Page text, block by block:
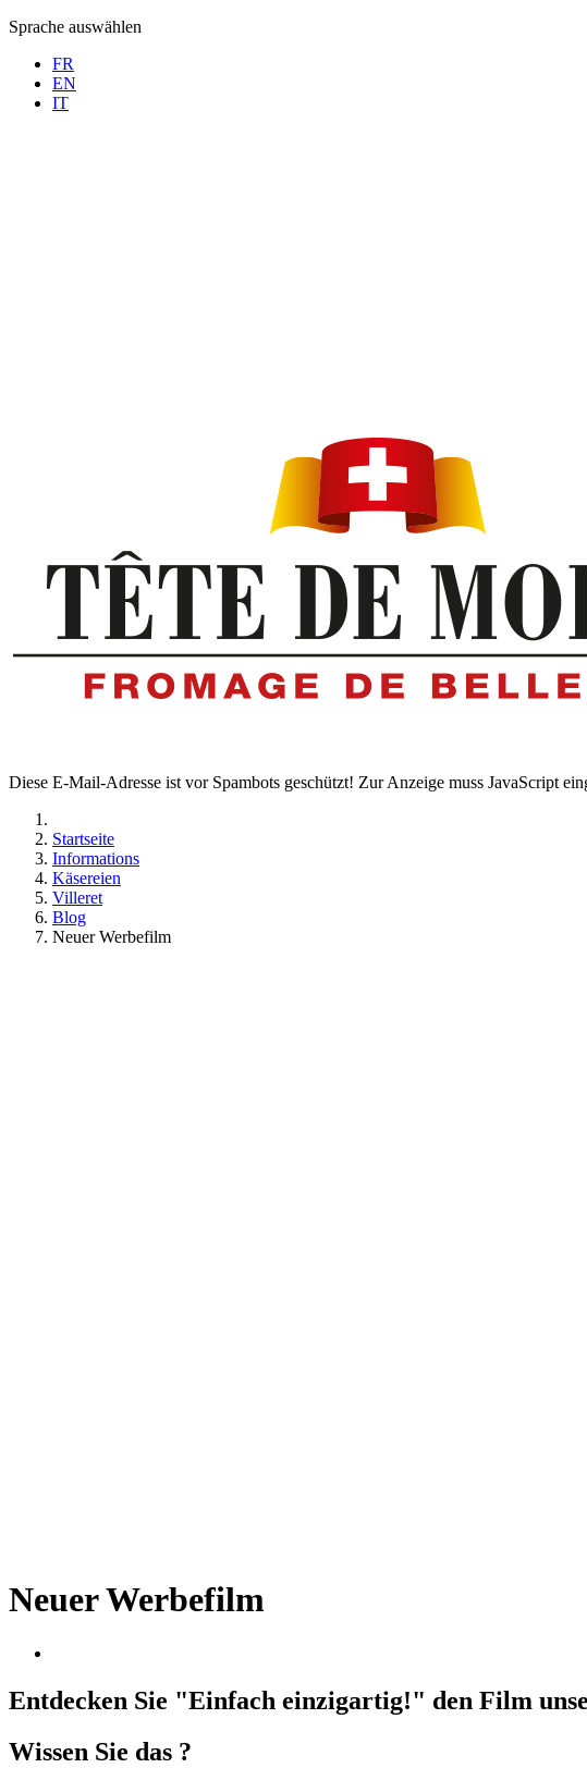
Sprache auswählen
FR
EN
IT
Diese E-Mail-Adresse ist vor Spambots geschützt! Zur Anzeige muss JavaScript
Startseite
Informations
Käsereien
Villeret
Blog
Neuer Werbefilm
Neuer Werbefilm
Entdecken Sie "Einfach einzigartig!" den Film
Wissen Sie das ?